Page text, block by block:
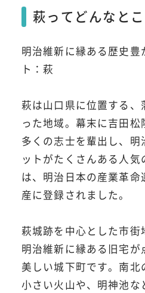
萩ってどんなと
明治維新に縁ある歴史豊
ト：萩
萩は山口県に位置する、
った地域。幕末に吉田松
多くの志士を輩出し、明
ットがたくさんある人
は、明治日本の産業革
産に登録されました。
萩城跡を中心とした市街
明治維新に縁ある旧宅が
美しい城下町です。南北
小さい火山や、明神池な